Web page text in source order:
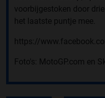
voorbijgestoken door
het laatste puntje mee.
https://
Foto's: MotoGP.com en